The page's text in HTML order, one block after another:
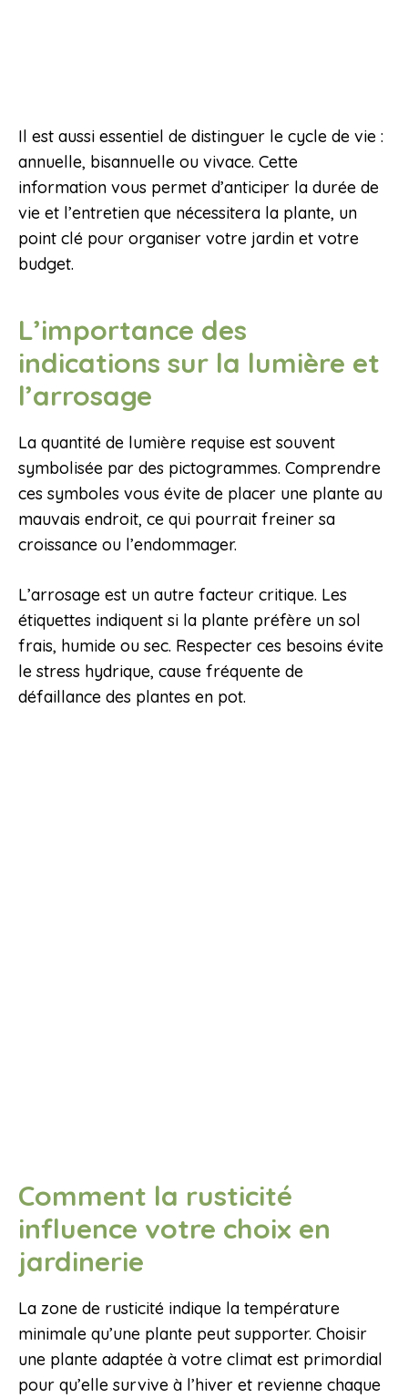
Il est aussi essentiel de distinguer le cycle de vie :
annuelle, bisannuelle ou vivace. Cette
information vous permet d’anticiper la durée de
vie et l’entretien que nécessitera la plante, un
point clé pour organiser votre jardin et votre
budget.
L’importance des
indications sur la lumière et
l’arrosage
La quantité de lumière requise est souvent
symbolisée par des pictogrammes. Comprendre
ces symboles vous évite de placer une plante au
mauvais endroit, ce qui pourrait freiner sa
croissance ou l’endommager.
L’arrosage est un autre facteur critique. Les
étiquettes indiquent si la plante préfère un sol
frais, humide ou sec. Respecter ces besoins évite
le stress hydrique, cause fréquente de
défaillance des plantes en pot.
Comment la rusticité
influence votre choix en
jardinerie
La zone de rusticité indique la température
minimale qu’une plante peut supporter. Choisir
une plante adaptée à votre climat est primordial
pour qu’elle survive à l’hiver et revienne chaque